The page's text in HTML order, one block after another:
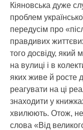
Кіяновська дуже
проблем
передусім про
правдивих
того досвіду, який
на вулиці і в
яких живе й росте
реагувати на ці
знаходити у
хвилюють. Отож,
слова «Від